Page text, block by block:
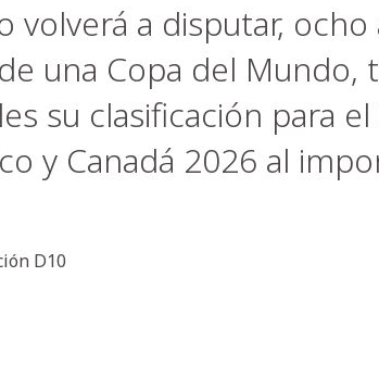
volverá a disputar, ocho
una Copa del Mundo,
su clasificación para
y Canadá 2026 al
D10